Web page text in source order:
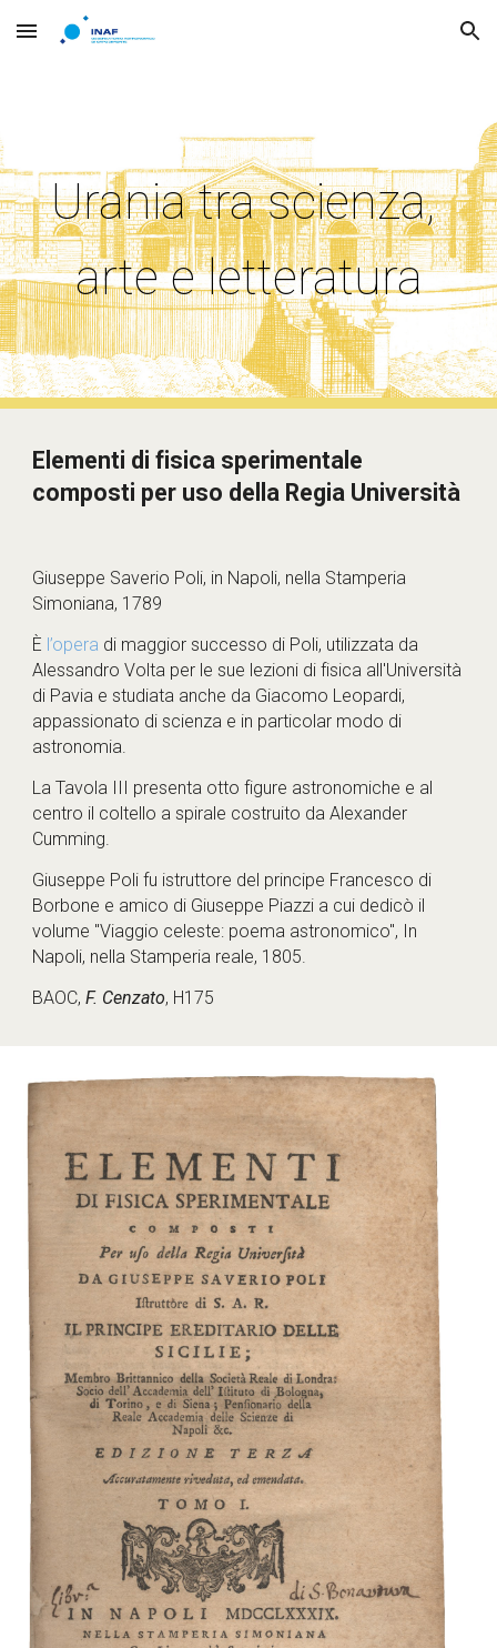
Skip to main content Skip to navigation
Urania tra scienza,
arte e letteratura
Elementi di fisica sperimentale
composti per uso della Regia Università
Giuseppe Saverio Poli, in Napoli, nella Stamperia
Simoniana, 1789
È l’opera di maggior successo di Poli, utilizzata da
Alessandro Volta per le sue lezioni di fisica all'Università
di Pavia e studiata anche da Giacomo Leopardi,
appassionato di scienza e in particolar modo di
astronomia.
La Tavola III presenta otto figure astronomiche e al
centro il coltello a spirale costruito da Alexander
Cumming.
Giuseppe Poli fu istruttore del principe Francesco di
Borbone e amico di Giuseppe Piazzi a cui dedicò il
volume "Viaggio celeste: poema astronomico", In
Napoli, nella Stamperia reale, 1805.
BAOC, F. Cenzato, H175